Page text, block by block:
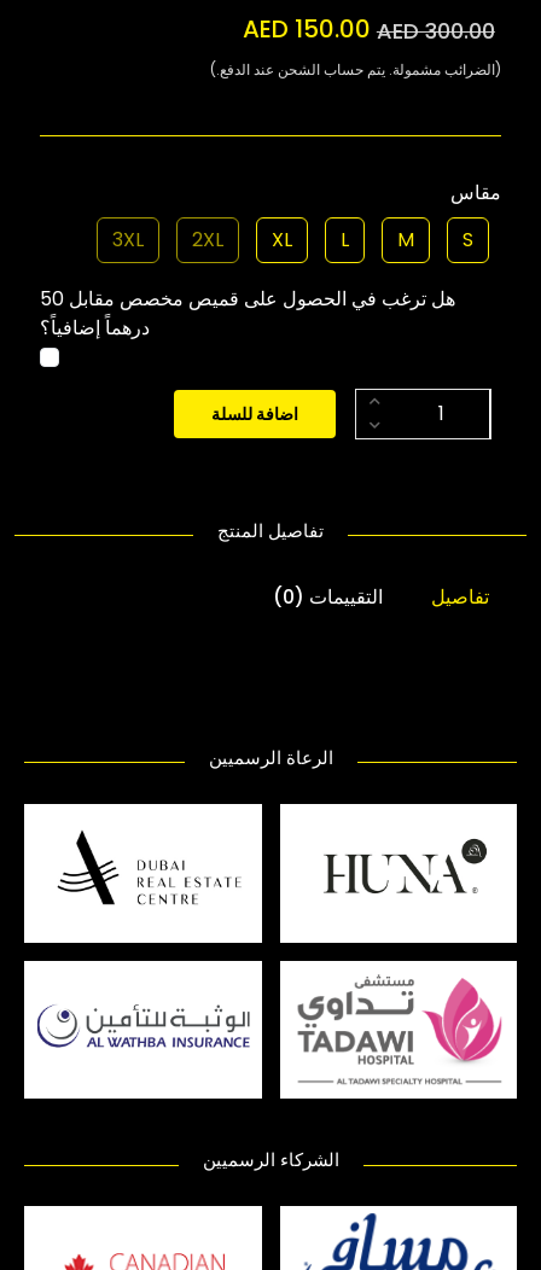
AED 300.00
AED 150.00
(الضرائب مشمولة. يتم حساب الشحن عند الدفع.)
مقاس
S
M
L
XL
2XL
3XL
هل ترغب في الحصول على قميص مخصص مقابل 50
درهماً إضافياً؟
اضافة للسلة
تفاصيل المنتج
تفاصيل التقييمات (0)
الرعاة الرسميين
الشركاء الرسميين